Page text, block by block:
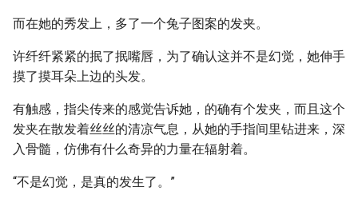
而在她的秀发上，多了一个兔子图案的发夹。
许纤纤紧紧的抿了抿嘴唇，为了确认这并不是幻觉，她伸手
摸了摸耳朵上边的头发。
有触感，指尖传来的感觉告诉她，的确有个发夹，而且这个
发夹在散发着丝丝的清凉气息，从她的手指间里钻进来，深
入骨髓，仿佛有什么奇异的力量在辐射着。
“不是幻觉，是真的发生了。”